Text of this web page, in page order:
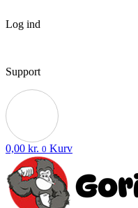
Log ind
Support
0,00 kr. 0 Kurv